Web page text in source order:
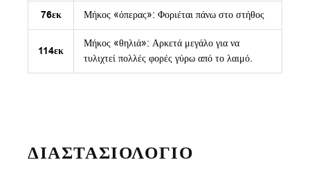
76εκ Μήκος «όπερας»: Φοριέται πάνω στο στήθος
114εκ
Μήκος «θηλιά»: Αρκετά μεγάλο για να
τυλιχτεί πολλές φορές γύρω από το λαιμό.
ΔΙΑΣΤΑΣΙΟΛΟΓΙΟ